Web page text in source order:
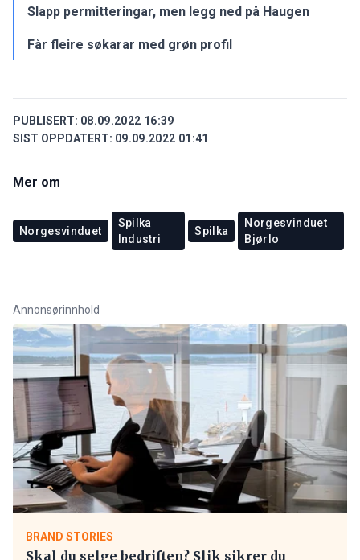
Slapp permitteringar, men legg ned på Haugen
Får fleire søkarar med grøn profil
PUBLISERT: 08.09.2022 16:39
SIST OPPDATERT: 09.09.2022 01:41
Mer om
Norgesvinduet
Spilka
Industri
Spilka
Norgesvinduet
Bjørlo
Annonsørinnhold
BRAND STORIES
Skal du selge bedriften? Slik sikrer du